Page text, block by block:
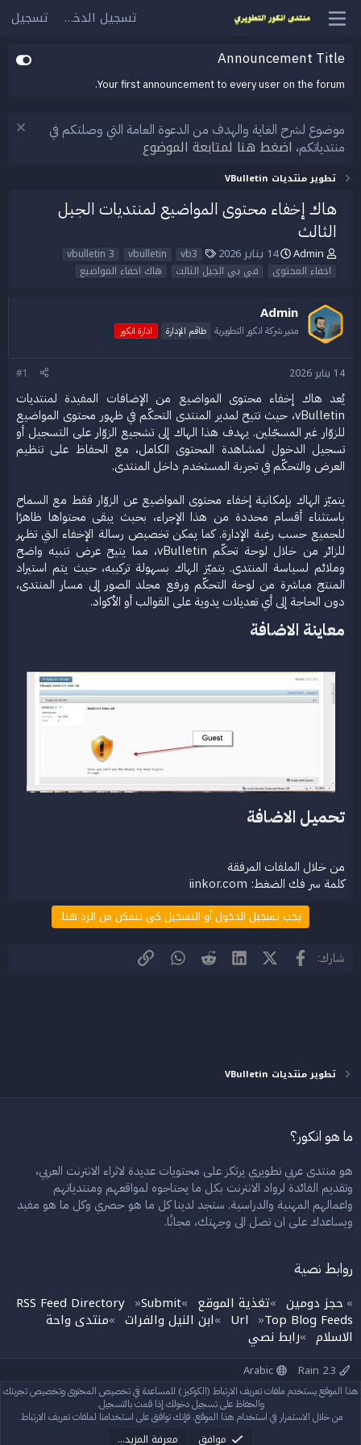
تسجيل الدخول تسجيل
Announcement Title
Your first announcement to every user on the forum.
موضوع لشرح الغاية والهدف من الدعوة العامة التي وصلتكم في
منتدياتكم، اضغط هنا لمتابعة الموضوع
تطوير منتديات VBulletin
هاك إخفاء محتوى المواضيع لمنتديات الجيل
الثالث
ب
ا
ا
ل
م
ض
و
ع
Admin
ت
ا
ر
خ
ا
14 يناير 2026
و
م
vb3
vbulletin
vbulletin 3
اخفاء المحتوى
في بي الجيل الثالث هاك اخفاء المواضيع
Admin
مدير شركة انكور التطويرية طاقم الإدارة ادارة انكور
14 يناير 2026
#1
يُعد هاك إخفاء محتوى المواضيع من الإضافات المفيدة لمنتديات
vBulletin، حيث تتيح لمدير المنتدى التحكّم في ظهور محتوى المواضيع
للزوّار غير المسجّلين. يهدف هذا الهاك إلى تشجيع الزوّار على التسجيل أو
تسجيل الدخول لمشاهدة المحتوى الكامل، مع الحفاظ على تنظيم
العرض والتحكّم في تجربة المستخدم داخل المنتدى.
يتميّز الهاك بإمكانية إخفاء محتوى المواضيع عن الزوّار فقط مع السماح
باستثناء أقسام محددة من هذا الإجراء، بحيث يبقى محتواها ظاهرًا
للجميع حسب رغبة الإدارة. كما يمكن تخصيص رسالة الإخفاء التي تظهر
للزائر من خلال لوحة تحكّم vBulletin، مما يتيح عرض تنبيه واضح
وملائم لسياسة المنتدى. يتميّز الهاك بسهولة تركيبه، حيث يتم استيراد
المنتج مباشرة من لوحة التحكّم ورفع مجلد الصور إلى مسار المنتدى،
دون الحاجة إلى أي تعديلات يدوية على القوالب أو الأكواد.​
معاينة الاضافة​
تحميل الاضافة​
من خلال الملفات المرفقة
كلمة سر فك الضغط: iinkor.com​
يجب تسجيل الدخول أو التسجيل كي تتمكن من الرد هنا.
شارك: فيسبوك X (Twitter)
LinkedIn
Reddit
WhatsApp
الرابط
تطوير منتديات VBulletin
ما هو انكور؟
هو منتدى عربي تطويري يرتكز على محتويات عديدة لاثراء الانترنت العربي،
وتقديم الفائدة لرواد الانترنت بكل ما يحتاجوه لمواقعهم ومنتدياتهم
واعمالهم المهنية والدراسية. ستجد لدينا كل ما هو حصري وكل ما هو مفيد
ويساعدك على ان تصل الى وجهتك، مجانًا.
روابط نصية
» حجز دومين »تغذية الموقع »
RSS Feed Directory »Submit
Url »Top Blog Feeds
»ابن النيل والفرات »منتدى واحة
الاسلام »رابط نصي
Arabic
إتصل بنا الشروط والقوانين سياسة الخصوصية مساعدة الرئيسية R
Community platform by XenForo® © 2010-2024 XenForo Ltd.
Rain theme made by
هذا الموقع يستخدم ملفات تعريف الارتباط (الكوكيز ) للمساعدة في تخصيص المحتوى وتخصيص تجربتك
والحفاظ على تسجيل دخولك إذا قمت بالتسجيل.
من خلال الاستمرار في استخدام هذا الموقع، فإنك توافق على استخدامنا لملفات تعريف الارتباط.
موافق معرفة المزيد…